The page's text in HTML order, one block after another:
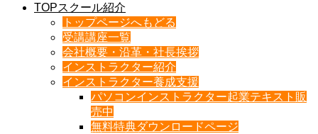
TOPスクール紹介
トップページへもどる
受講講座一覧
会社概要・沿革・社長挨拶
インストラクター紹介
インストラクター養成支援
パソコンインストラクター起業テキスト販
売中
無料特典ダウンロードページ